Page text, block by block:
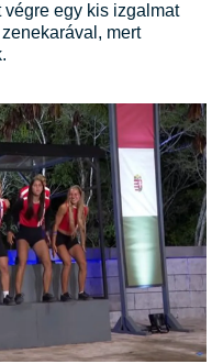
végre egy kis izgalmat
mert